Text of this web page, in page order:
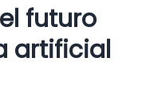
futuro
artificial